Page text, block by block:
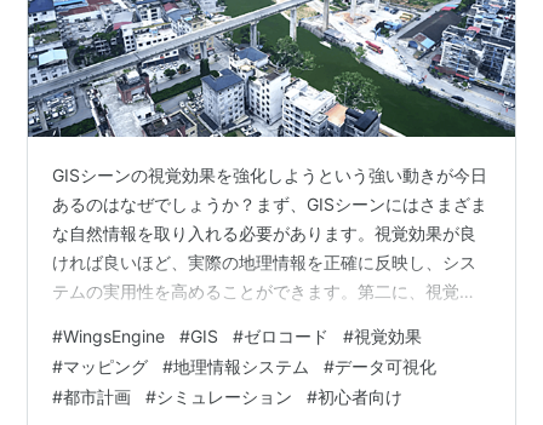
GISシーンの視覚効果を強化しようという強い動きが今日
あるのはなぜでしょうか？まず、GISシーンにはさまざま
な自然情報を取り入れる必要があります。視覚効果が良
ければ良いほど、実際の地理情報を正確に反映し、シス
テムの実用性を高めることができます。第二に、視覚効
げることができます。つまり、非専門家でも、よくアッ
プグレードされたGISプロジェクトに含まれる地理情報の
大部分を理解することができるようになります。 では、
#WingsEngine #GIS #ゼロコード #視覚効果
#マッピング #地理情報システム #データ可視化
#都市計画 #シミュレーション #初心者向け